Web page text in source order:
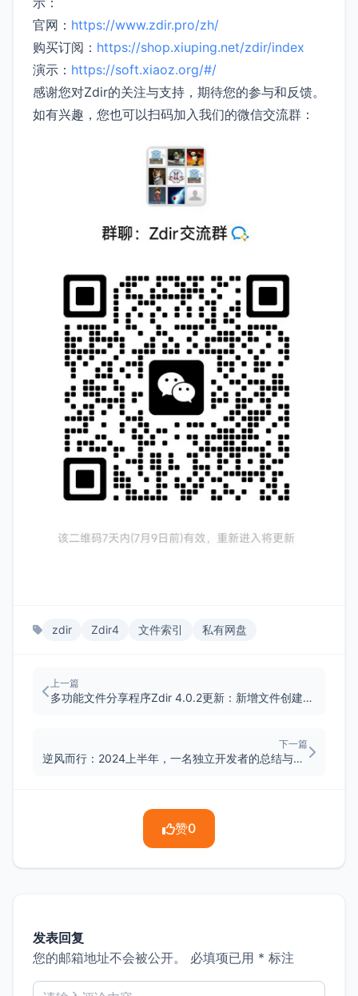
官网： https://www.zdir.pro/zh/
购买订阅： https://shop.xiuping.net/zdir/index
演示： https://soft.xiaoz.org/#/
感谢您对Zdir的关注与支持，期待您的参与和反馈。
如有兴趣，您也可以扫码加入我们的微信交流群：
zdir Zdir4 文件索引 私有网盘
上一篇
多功能文件分享程序Zdir 4.0.2更新：新增文件创建与文本编辑功能
下一篇
逆风而行：2024上半年，一名独立开发者的总结与思考
赞0
发表回复
您的邮箱地址不会被公开。
必填项已用 * 标注